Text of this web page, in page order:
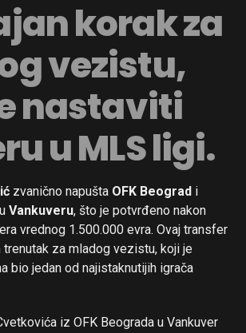
korak za
vezistu,
nastaviti
u MLS ligi.
zvanično napušta OFK Beograd i
Vankuveru, što je potvrđeno nakon
vrednog 1.500.000 evra. Ovaj transfer
trenutak za mladog vezistu, koji je
bio jedan od najistaknutijih igrača
iz OFK Beograda u Vankuver